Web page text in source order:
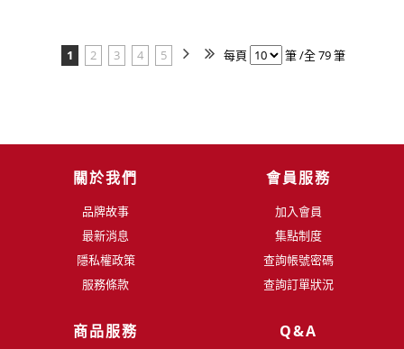
1 2 3 4 5 每頁 筆 /全 79 筆
關於我們
品牌故事
最新消息
隱私權政策
服務條款
會員服務
加入會員
集點制度
查詢帳號密碼
查詢訂單狀況
商品服務 Q&A